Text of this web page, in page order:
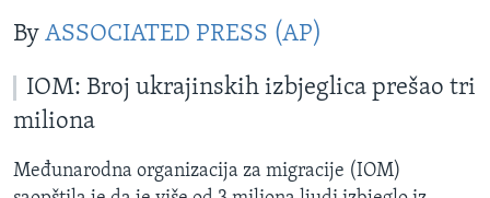
By ASSOCIATED PRESS (AP)
IOM: Broj ukrajinskih izbjeglica prešao tri
miliona
Međunarodna organizacija za migracije (IOM)